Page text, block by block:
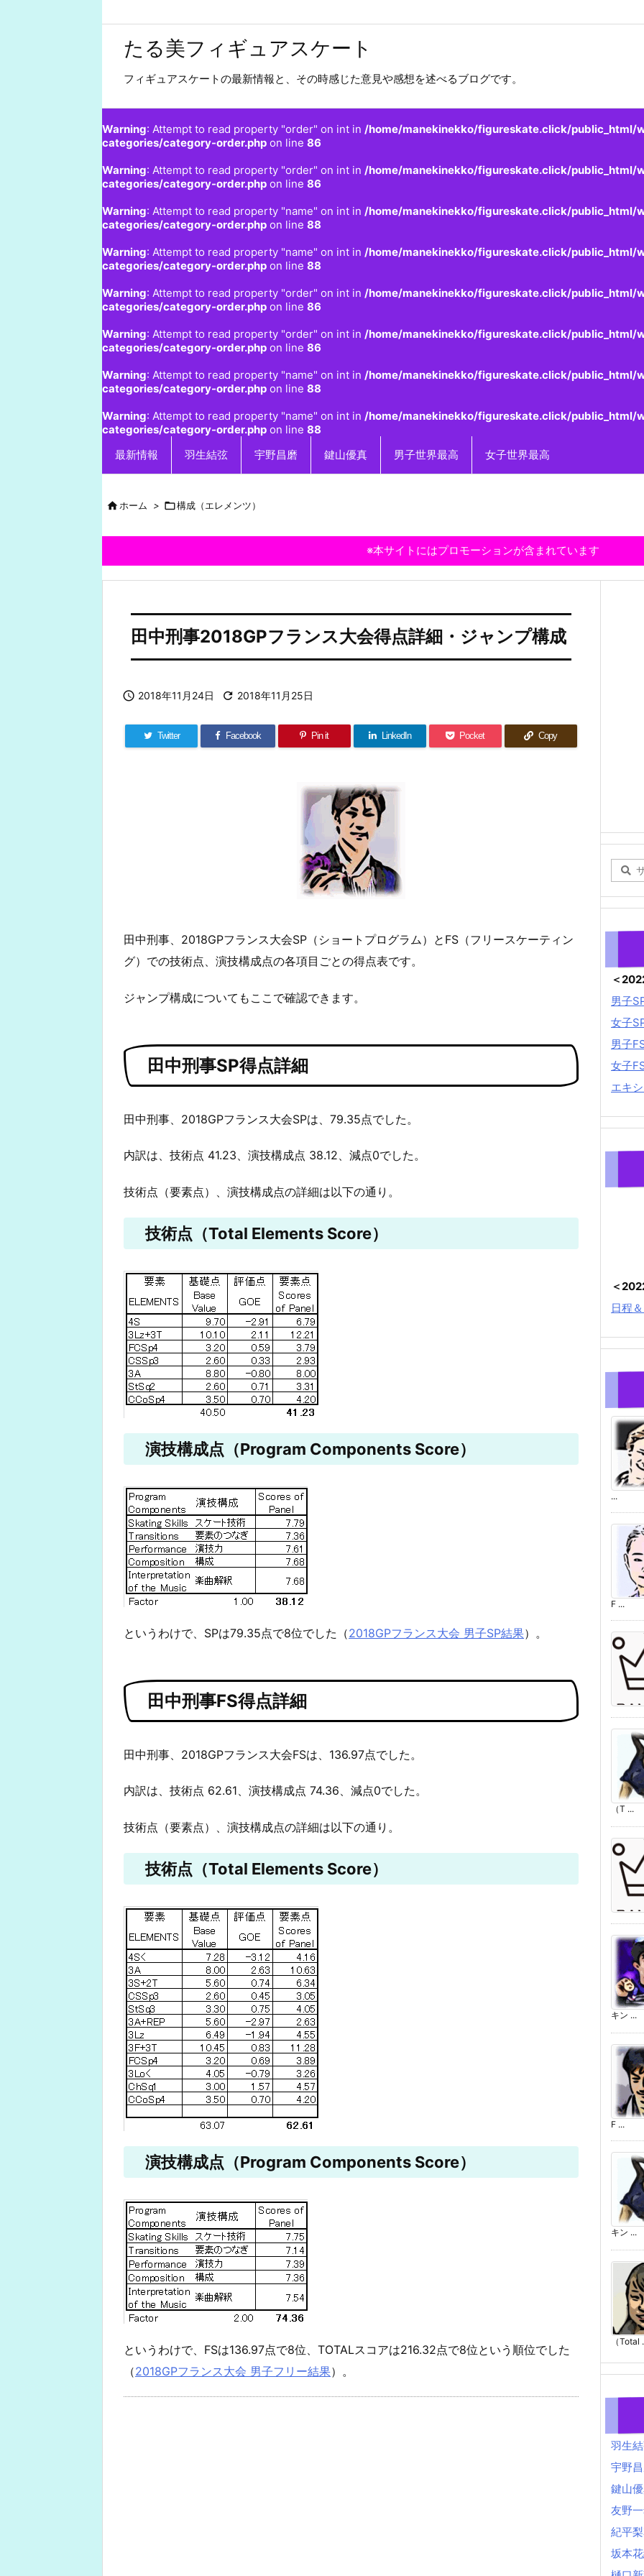
たる美フィギュアスケート
フィギュアスケートの最新情報と、その時感じた意見や感想を述べるブログです。
Warning: Attempt to read property "order" on int in /home/manekinekko/figureskate.click/public_html/
categories/category-order.php on line 86
Warning: Attempt to read property "order" on int in /home/manekinekko/figureskate.click/public_html/
categories/category-order.php on line 86
Warning: Attempt to read property "name" on int in /home/manekinekko/figureskate.click/public_html/
categories/category-order.php on line 88
Warning: Attempt to read property "name" on int in /home/manekinekko/figureskate.click/public_html/
categories/category-order.php on line 88
Warning: Attempt to read property "order" on int in /home/manekinekko/figureskate.click/public_html/
categories/category-order.php on line 86
Warning: Attempt to read property "order" on int in /home/manekinekko/figureskate.click/public_html/
categories/category-order.php on line 86
Warning: Attempt to read property "name" on int in /home/manekinekko/figureskate.click/public_html/
categories/category-order.php on line 88
Warning: Attempt to read property "name" on int in /home/manekinekko/figureskate.click/public_html/
categories/category-order.php on line 88
最新情報
羽生結弦 宇野昌磨 鍵山優真 男子世界最高 女子世界最高
ホーム > 構成（エレメンツ）
※本サイトにはプロモーションが含まれています
田中刑事2018GPフランス大会得点詳細・ジャンプ構成
 2018年11月24日  2018年11月25日
Twitter Facebook Pin it LinkedIn Pocket Copy
田中刑事、2018GPフランス大会SP（ショートプログラム）とFS（フリースケーティン
グ）での技術点、演技構成点の各項目ごとの得点表です。
ジャンプ構成についてもここで確認できます。
田中刑事SP得点詳細
田中刑事、2018GPフランス大会SPは、79.35点でした。
内訳は、技術点 41.23、演技構成点 38.12、減点0でした。
技術点（要素点）、演技構成点の詳細は以下の通り。
技術点（Total Elements Score）
演技構成点（Program Components Score）
というわけで、SPは79.35点で8位でした（2018GPフランス大会 男子SP結果）。
田中刑事FS得点詳細
田中刑事、2018GPフランス大会FSは、136.97点でした。
内訳は、技術点 62.61、演技構成点 74.36、減点0でした。
技術点（要素点）、演技構成点の詳細は以下の通り。
技術点（Total Elements Score）
演技構成点（Program Components Score）
というわけで、FSは136.97点で8位、TOTALスコアは216.32点で8位という順位でした
（2018GPフランス大会 男子フリー結果）。
＜
男子
女子
男子
女子
エキ
＜
日程
...
F ...
（T ...
キン ...
F ...
キン ...
（Total
羽生
宇野
鍵山
友野
紀平
坂本